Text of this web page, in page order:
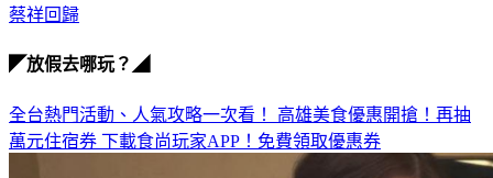
海珍短髮
全台熱門活動、人氣攻略一次看！高雄美食優惠開搶！再抽
下載食尚玩家APP！免費領取優惠券